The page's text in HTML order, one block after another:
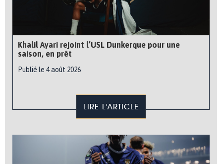
Khalil Ayari rejoint l’USL Dunkerque pour une
saison, en prêt
Publié le 4 août 2026
LIRE L'ARTICLE